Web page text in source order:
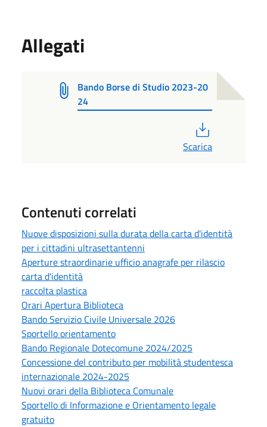
Allegati
Bando Borse di Studio 2023-20
24
Scarica
Contenuti correlati
Nuove disposizioni sulla durata della carta d'identità
per i cittadini ultrasettantenni
Aperture straordinarie ufficio anagrafe per rilascio
carta d'identità
raccolta plastica
Orari Apertura Biblioteca
Bando Servizio Civile Universale 2026
Sportello orientamento
Bando Regionale Dotecomune 2024/2025
Concessione del contributo per mobilità studentesca
internazionale 2024-2025
Nuovi orari della Biblioteca Comunale
Sportello di Informazione e Orientamento legale
gratuito